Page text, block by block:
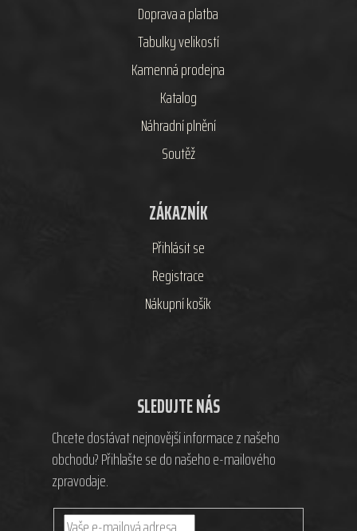
Doprava a platba
Tabulky velikostí
Kamenná prodejna
Katalog
Náhradní plnění
Soutěž
ZÁKAZNÍK
Přihlásit se
Registrace
Nákupní košík
SLEDUJTE NÁS
Chcete dostávat nejnovější informace z našeho
obchodu? Přihlašte se do našeho e-mailového
zpravodaje.